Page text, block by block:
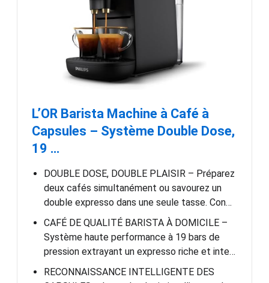
L’OR Barista Machine à Café à
Capsules – Système Double Dose,
19 …
DOUBLE DOSE, DOUBLE PLAISIR – Préparez
deux cafés simultanément ou savourez un
double expresso dans une seule tasse. Con…
CAFÉ DE QUALITÉ BARISTA À DOMICILE –
Système haute performance à 19 bars de
pression extrayant un expresso riche et inte…
RECONNAISSANCE INTELLIGENTE DES